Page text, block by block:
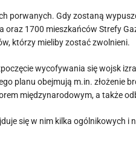
porwanych. Gdy zostaną
1700 mieszkańców Strefy
którzy mieliby zostać zwolnieni.
wycofywania się wojsk
planu obejmują m.in. złożenie
międzynarodowym, a także
się w nim kilka ogólnikowych i